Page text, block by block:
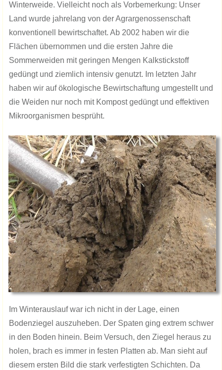
Winterweide. Vielleicht noch als Vorbemerkung: Unser
Land wurde jahrelang von der Agrargenossenschaft
konventionell bewirtschaftet. Ab 2002 haben wir die
Flächen übernommen und die ersten Jahre die
Sommerweiden mit geringen Mengen Kalkstickstoff
gedüngt und ziemlich intensiv genutzt. Im letzten Jahr
haben wir auf ökologische Bewirtschaftung umgestellt und
die Weiden nur noch mit Kompost gedüngt und effektiven
Mikroorganismen besprüht.
​Im Winterauslauf war ich nicht in der Lage, einen
Bodenziegel auszuheben. Der Spaten ging extrem schwer
in den Boden hinein. Beim Versuch, den Ziegel heraus zu
holen, brach es immer in festen Platten ab. Man sieht auf
diesem ersten Bild die stark verfestigten Schichten. Da